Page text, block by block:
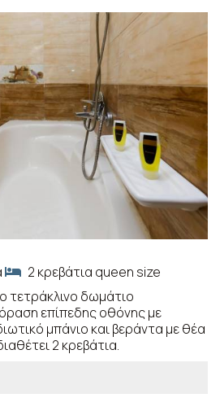
2 κρεβάτια queen size
τετράκλινο δωμάτιο
επίπεδης οθόνης με
μπάνιο και βεράντα με θέα
2 κρεβάτια.